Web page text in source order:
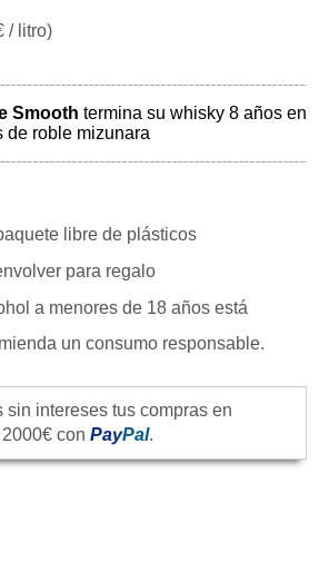
/ litro)
Smooth termina su whisky 8 años en
de roble mizunara
libre de plásticos
para regalo
a menores de 18 años está
un consumo responsable.
sin intereses tus compras en
con PayPal.